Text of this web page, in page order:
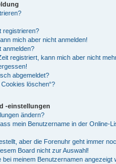
registrieren?
mich aber nicht anmelden!
anmelden?
registriert, kann mich aber nicht
abgemeldet?
löschen“?
-einstellungen
ändern?
mein Benutzername in der Online-
aber die Forenuhr geht immer
Board nicht zur Auswahl!
bei meinem Benutzernamen angezeigt